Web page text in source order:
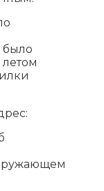
было